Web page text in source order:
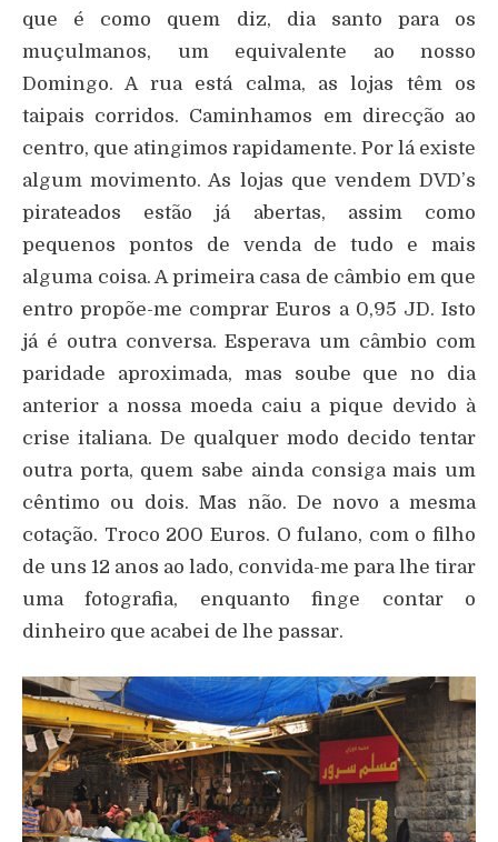
que é como quem diz, dia santo para os
muçulmanos, um equivalente ao nosso
Domingo. A rua está calma, as lojas têm os
taipais corridos. Caminhamos em direcção ao
centro, que atingimos rapidamente. Por lá existe
algum movimento. As lojas que vendem DVD’s
pirateados estão já abertas, assim como
pequenos pontos de venda de tudo e mais
alguma coisa. A primeira casa de câmbio em que
entro propõe-me comprar Euros a 0,95 JD. Isto
já é outra conversa. Esperava um câmbio com
paridade aproximada, mas soube que no dia
anterior a nossa moeda caiu a pique devido à
crise italiana. De qualquer modo decido tentar
outra porta, quem sabe ainda consiga mais um
cêntimo ou dois. Mas não. De novo a mesma
cotação. Troco 200 Euros. O fulano, com o filho
de uns 12 anos ao lado, convida-me para lhe tirar
uma fotografia, enquanto finge contar o
dinheiro que acabei de lhe passar.